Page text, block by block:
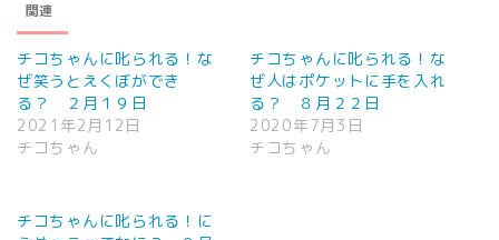
関連
チコちゃんに叱られる！な
ぜ笑うとえくぼができ
る？ ２月１９日
2021年2月12日
チコちゃん
チコちゃんに叱られる！な
ぜ人はポケットに手を入れ
る？ ８月２２日
2020年7月3日
チコちゃん
チコちゃんに叱られる！に